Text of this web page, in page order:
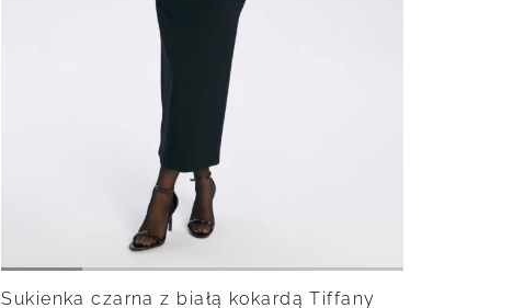
Sukienka czarna z białą kokardą Tiffany